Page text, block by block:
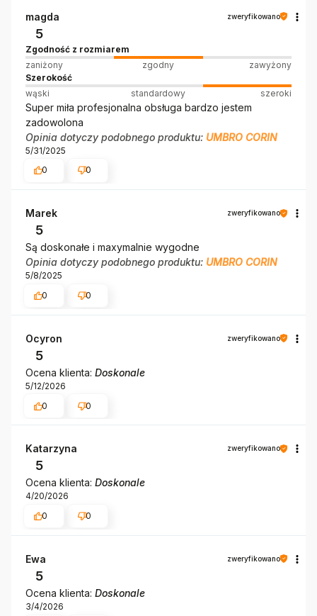
magda zweryfikowano
5
Zgodność z rozmiarem
zaniżony
zgodny
zawyżony
Szerokość
wąski
standardowy szeroki
Super miła profesjonalna obsługa bardzo jestem
zadowolona
Opinia dotyczy podobnego produktu: UMBRO CORIN
5/31/2025
0
0
Marek zweryfikowano
5
Są doskonałe i maxymalnie wygodne
Opinia dotyczy podobnego produktu: UMBRO CORIN
5/8/2025
0
0
Ocyron zweryfikowano
5
Ocena klienta: Doskonale
5/12/2026
0
0
Katarzyna zweryfikowano
5
Ocena klienta: Doskonale
4/20/2026
0
0
Ewa zweryfikowano
5
Ocena klienta: Doskonale
3/4/2026